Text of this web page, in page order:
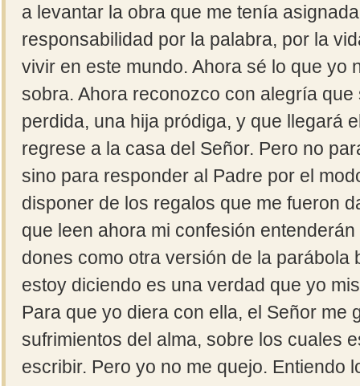
a levantar la obra que me tenía
responsabilidad por la palabra, por la
vivir en este mundo. Ahora sé lo que yo
sobra. Ahora reconozco con alegría
perdida, una hija pródiga, y que llegará
regrese a la casa del Señor. Pero no
sino para responder al Padre por el
disponer de los regalos que me fueron
que leen ahora mi confesión
dones como otra versión de la parábola
estoy diciendo es una verdad que yo
Para que yo diera con ella, el Señor me
sufrimientos del alma, sobre los cuales
escribir. Pero yo no me quejo. Entiendo